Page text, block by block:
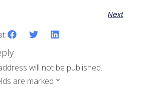
Next
will not be published.
are marked *